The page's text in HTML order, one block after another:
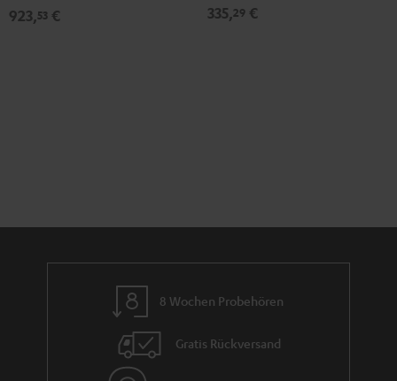
923,53 € 335,29 €
8 Wochen Probehören
Gratis Rückversand